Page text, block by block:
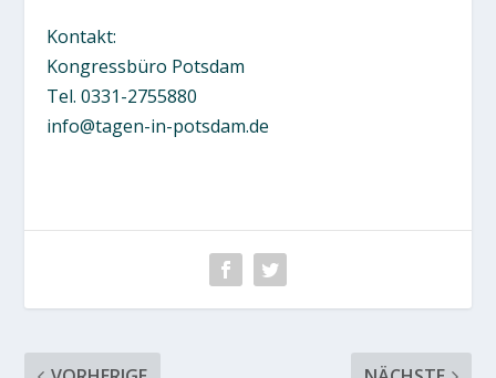
Kontakt:
Kongressbüro Potsdam
Tel. 0331-2755880
info@tagen-in-potsdam.de